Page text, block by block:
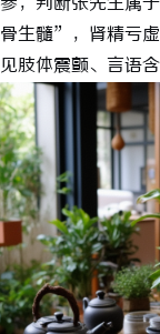
髓”，肾精亏虚
肢体震颤、言语
配眼镜 上海配眼镜